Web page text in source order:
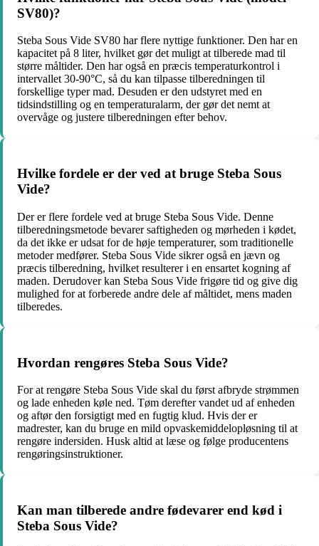
SV80)?
Steba Sous Vide SV80 har flere nyttige funktioner. Den har en
kapacitet på 8 liter, hvilket gør det muligt at tilberede mad til
større måltider. Den har også en præcis temperaturkontrol i
intervallet 30-90°C, så du kan tilpasse tilberedningen til
forskellige typer mad. Desuden er den udstyret med en
tidsindstilling og en temperaturalarm, der gør det nemt at
overvåge og justere tilberedningen efter behov.
Hvilke fordele er der ved at bruge Steba Sous
Vide?
Der er flere fordele ved at bruge Steba Sous Vide. Denne
tilberedningsmetode bevarer saftigheden og mørheden i kødet,
da det ikke er udsat for de høje temperaturer, som traditionelle
metoder medfører. Steba Sous Vide sikrer også en jævn og
præcis tilberedning, hvilket resulterer i en ensartet kogning af
maden. Derudover kan Steba Sous Vide frigøre tid og give dig
mulighed for at forberede andre dele af måltidet, mens maden
tilberedes.
Hvordan rengøres Steba Sous Vide?
For at rengøre Steba Sous Vide skal du først afbryde strømmen
og lade enheden køle ned. Tøm derefter vandet ud af enheden
og aftør den forsigtigt med en fugtig klud. Hvis der er
madrester, kan du bruge en mild opvaskemiddelopløsning til at
rengøre indersiden. Husk altid at læse og følge producentens
rengøringsinstruktioner.
Kan man tilberede andre fødevarer end kød i
Steba Sous Vide?